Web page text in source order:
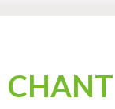
CHANT